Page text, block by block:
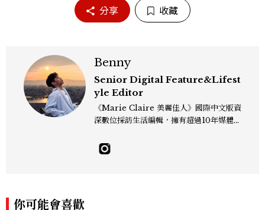
分享 收藏
Benny
Senior Digital Feature&Lifest
yle Editor
《Marie Claire 美麗佳人》國際中文版資
深數位採訪生活編輯，擁有超過10年媒體與
飯店、奢華旅宿、旅遊景點、航空等領域，
另涉獵3C家電、居家生活範疇，具備實測
你可能會喜歡